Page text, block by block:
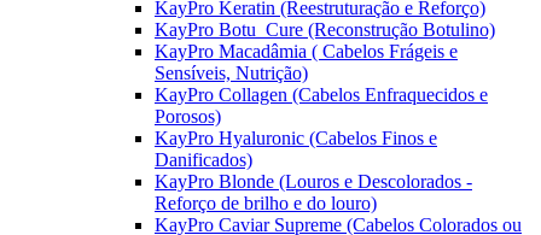
KayPro Keratin (Reestruturação e Reforço)
KayPro Botu_Cure (Reconstrução Botulino)
KayPro Macadâmia ( Cabelos Frágeis e
Sensíveis, Nutrição)
KayPro Collagen (Cabelos Enfraquecidos e
Porosos)
KayPro Hyaluronic (Cabelos Finos e
Danificados)
KayPro Blonde (Louros e Descolorados -
Reforço de brilho e do louro)
KayPro Caviar Supreme (Cabelos Colorados ou